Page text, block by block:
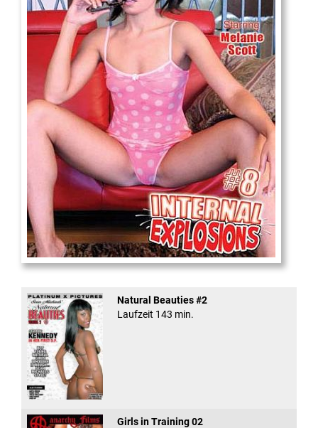
Internal Explosionen
Natural Beauties #2
Laufzeit 143 min.
Girls in Training 02